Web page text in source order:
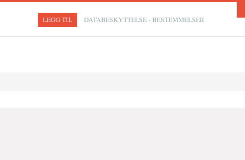
LEGG TIL DATABESKYTTELSE - BESTEMMELSER